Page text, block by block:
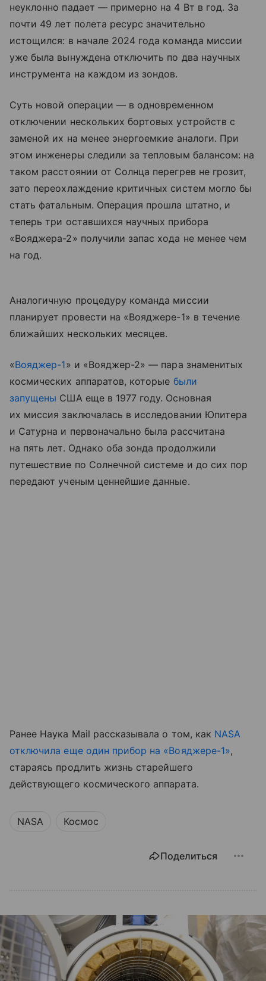
неуклонно падает — примерно на 4 Вт в год. За
почти 49 лет полета ресурс значительно
истощился: в начале 2024 года команда миссии
уже была вынуждена отключить по два научных
инструмента на каждом из зондов.
Суть новой операции — в одновременном
отключении нескольких бортовых устройств с
заменой их на менее энергоемкие аналоги. При
этом инженеры следили за тепловым балансом: на
таком расстоянии от Солнца перегрев не грозит,
зато переохлаждение критичных систем могло бы
стать фатальным. Операция прошла штатно, и
теперь три оставшихся научных прибора
«Вояджера-2» получили запас хода не менее чем
на год.
Аналогичную процедуру команда миссии
планирует провести на «Вояджере-1» в течение
ближайших нескольких месяцев.
«Вояджер-1» и «Вояджер-2» — пара знаменитых
космических аппаратов, которые были
запущены США еще в 1977 году. Основная
их миссия заключалась в исследовании Юпитера
и Сатурна и первоначально была рассчитана
на пять лет. Однако оба зонда продолжили
путешествие по Солнечной системе и до сих пор
передают ученым ценнейшие данные.
Ранее Наука Mail рассказывала о том, как NASA
отключила еще один прибор на «Вояджере-1»,
стараясь продлить жизнь старейшего
действующего космического аппарата.
NASA Космос
Поделиться